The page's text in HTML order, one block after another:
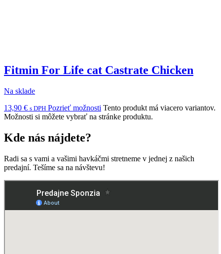
Fitmin For Life cat Castrate Chicken
Na sklade
13,90 € s DPH Pozrieť možnosti Tento produkt má viacero variantov.
Možnosti si môžete vybrať na stránke produktu.
Kde nás nájdete?
Radi sa s vami a vašimi havkáčmi stretneme v jednej z našich
predajní. Tešíme sa na návštevu!